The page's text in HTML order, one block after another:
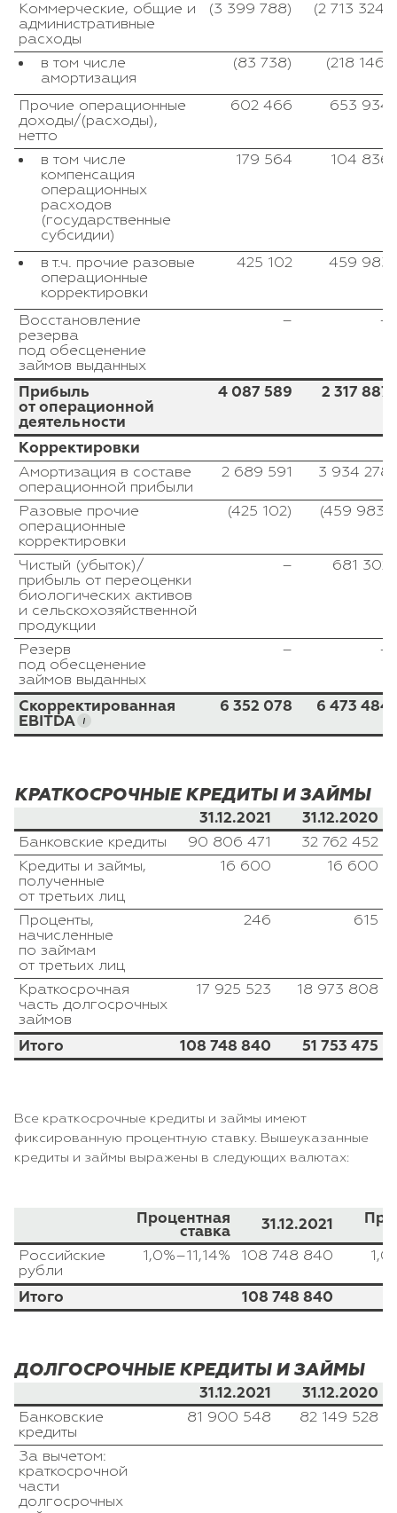
Коммерческие, общие и
административные
расходы
(3 399 788) (2 713 324)
в том числе
амортизация
(83 738) (218 146)
Прочие операционные
доходы/(расходы),
нетто
602 466 653 934
в том числе
компенсация
операционных
расходов
(государственные
субсидии)
179 564 104 836
в т.ч. прочие разовые
операционные
корректировки
425 102 459 983
Восстановление
резерва
под обесценение
займов выданных
– –
Прибыль
от операционной
деятельности
4 087 589 2 317 887
Корректировки
Амортизация в составе
операционной прибыли
2 689 591 3 934 278
Разовые прочие
операционные
корректировки
(425 102) (459 983)
Чистый (убыток)/
прибыль от переоценки
биологических активов
и сельскохозяйственной
продукции
– 681 302
Резерв
под обесценение
займов выданных
– –
Скорректированная
EBITDA
6 352 078 6 473 484
КРАТКОСРОЧНЫЕ КРЕДИТЫ И ЗАЙМЫ
31.12.2021 31.12.2020
Банковские кредиты 90 806 471
32 762 452
Кредиты и займы,
полученные
от третьих лиц
16 600 16 600
Проценты,
начисленные
по займам
от третьих лиц
246 615
Краткосрочная
часть долгосрочных
займов
17 925 523 18 973 808
Итого 108 748 840 51 753 475
Все краткосрочные кредиты и займы имеют
фиксированную процентную ставку. Вышеуказанные
кредиты и займы выражены в следующих валютах:
Процентная
ставка 31.12.2021
Российские
рубли
1,0%–11,14% 108 748 840
Итого 108 748 840
ДОЛГОСРОЧНЫЕ КРЕДИТЫ И ЗАЙМЫ
31.12.2021 31.12.2020
Банковские
кредиты
81 900 548 82 149 528
За вычетом:
краткосрочной
части
долгосрочных